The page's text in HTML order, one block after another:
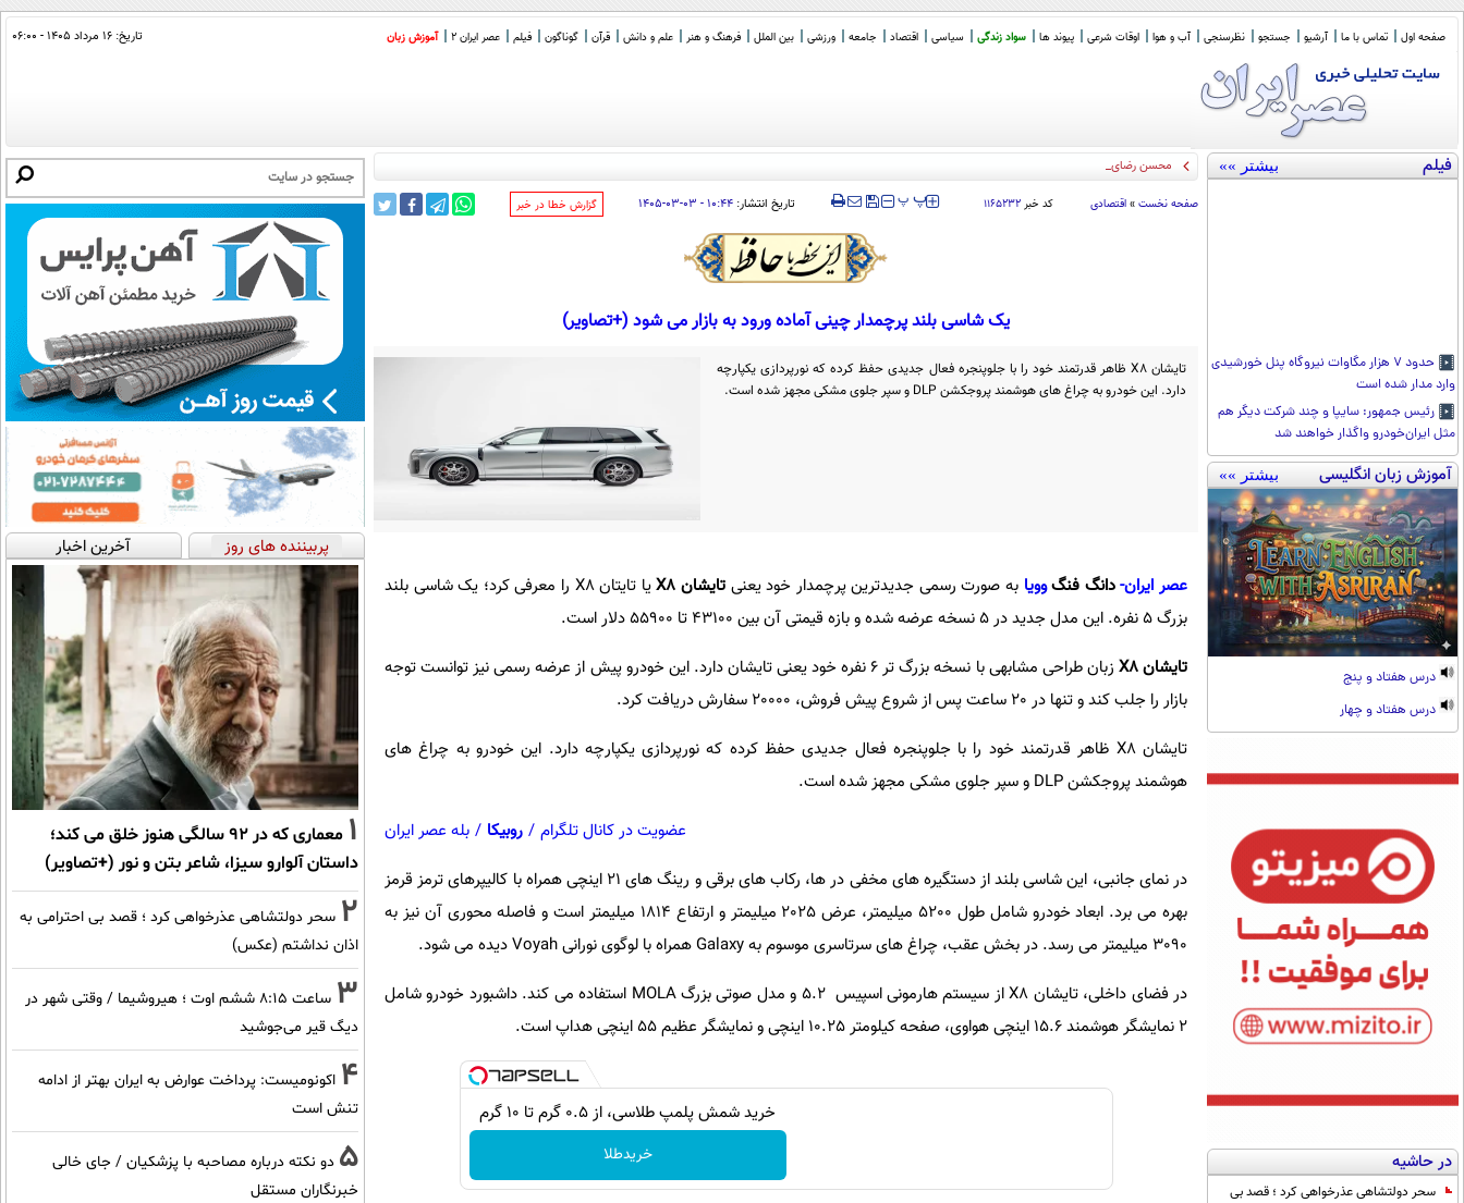
صفحه اول تماس با ما آرشیو جستجو نظرسنجی آب و هوا اوقات شرعی پیوند ها سواد زندگی سیاسی اقتصاد جامعه ورزشی بین الملل فرهنگ و هنر علم و دانش قرآن گوناگون فیلم عصر ایران 2 آموزش زبان تاریخ: ۱۶ مرداد ۱۴۰۵ - ۰۶:۰۰
فیلم بیشتر »»
حدود ۷ هزار مگاوات نیروگاه پنل خورشیدی
وارد مدار شده است
رئیس جمهور: سایپا و چند شرکت دیگر هم
مثل ایران‌خودرو واگذار خواهند شد
آموزش زبان انگلیسی بیشتر »»
درس هفتاد و پنج
درس هفتاد و چهار
در حاشیه
سحر دولتشاهی عذرخواهی کرد ؛ قصد بی
محسن رضایی: اجازه باز شدن مسیر د
صفحه نخست » اقتصادی کد خبر ۱۱۶۵۲۳۲ ‍‍‍ پپ تاریخ انتشار: ۱۰:۴۴ - ۰۳-۰۳-۱۴۰۵ ‌گزارش خطا در خبر
یک شاسی بلند پرچمدار چینی آماده ورود به بازار می شود (+تصاویر)
تایشان X8 ظاهر قدرتمند خود را با جلوپنجره فعال جدیدی حفظ کرده که نورپردازی یکپارچه
دارد. این خودرو به چراغ های هوشمند پروجکشن DLP و سپر جلوی مشکی مجهز شده است.
عصر ایران-دانگ فنگوویا به صورت رسمی جدیدترین پرچمدار خود یعنیتایشان X8
یا تایتان X8 را معرفی کرد؛ یک شاسی بلند
بزرگ 5 نفره. این مدل جدید در 5 نسخه عرضه شده و بازه قیمتی آن بین 43100 تا 55900 دلار است.
تایشان X8
زبان طراحی مشابهی با نسخه بزرگ تر 6 نفره خود یعنی تایشان دارد. این خودرو پیش از عرضه رسمی نیز توانست توجه
بازار را جلب کند و تنها در 20 ساعت پس از شروع پیش فروش، 20000 سفارش دریافت کرد.
تایشان X8 ظاهر قدرتمند خود را با جلوپنجره فعال جدیدی حفظ کرده که نورپردازی یکپارچه دارد. این خودرو به چراغ های
هوشمند پروجکشن DLP و سپر جلوی مشکی مجهز شده است.
عضویت در کانال تلگرام / روبیکا / بله عصر ایران
در نمای جانبی، این شاسی بلند از دستگیره های مخفی در ها، رکاب های برقی و رینگ های 21 اینچی همراه با کالیپرهای ترمز قرمز
بهره می برد. ابعاد خودرو شامل طول 5200 میلیمتر، عرض 2025 میلیمتر و ارتفاع 1814 میلیمتر است و فاصله محوری آن نیز به
3090 میلیمتر می رسد. در بخش عقب، چراغ های سرتاسری موسوم به Galaxy همراه با لوگوی نورانی Voyah دیده می شود.
در فضای داخلی، تایشان X8 از سیستم هارمونی اسپیس 5.2 و مدل صوتی بزرگ MOLA استفاده می کند. داشبورد خودرو شامل
2 نمایشگر هوشمند 15.6 اینچی هواوی، صفحه کیلومتر 10.25 اینچی و نمایشگر عظیم 55 اینچی هداپ است.
خرید شمش پلمپ طلاسی، از ۰.۵ گرم تا ۱۰ گرم
خریدطلا
پربیننده های روز آخرین اخبار
1
معماری که در 92 سالگی هنوز خلق می کند؛
داستان آلوارو سیزا، شاعر بتن و نور (+تصاویر)
2 سحر دولتشاهی عذرخواهی کرد ؛ قصد بی احترامی به
اذان نداشتم (عکس)
3
ساعت ۸:۱۵ ششم اوت ؛ هیروشیما / وقتی شهر در
دیگ قیر می‌جوشید
4 اکونومیست: پرداخت عوارض به ایران بهتر از ادامه
تنش است
5 دو نکته درباره مصاحبه با پزشکیان / جای خالی
خبرنگاران مستقل